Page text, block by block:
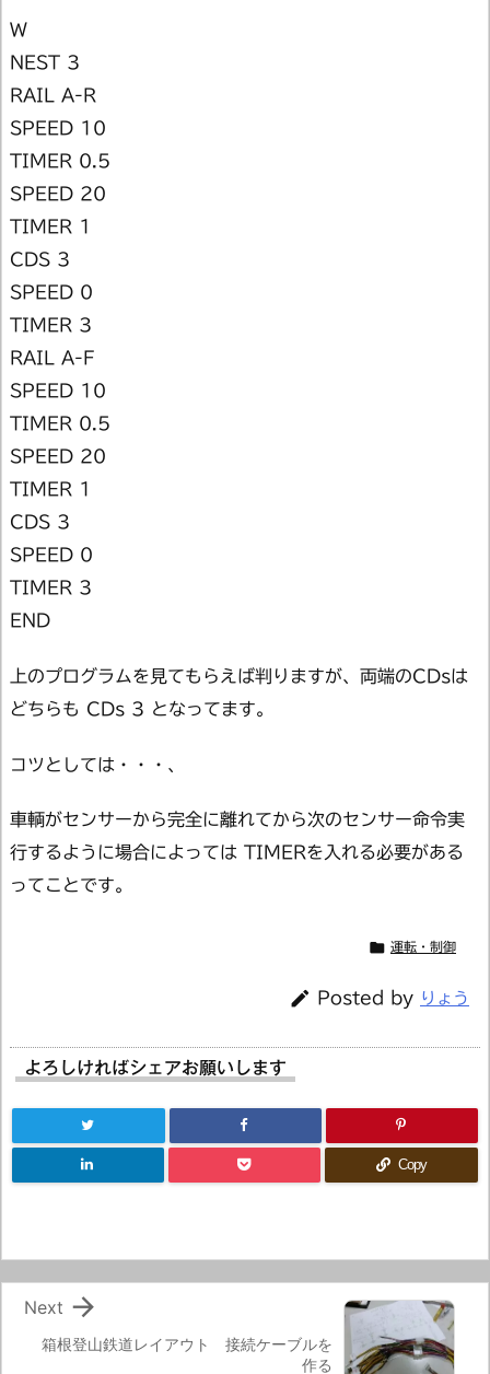
W
NEST 3
RAIL A-R
SPEED 10
TIMER 0.5
SPEED 20
TIMER 1
CDS 3
SPEED 0
TIMER 3
RAIL A-F
SPEED 10
TIMER 0.5
SPEED 20
TIMER 1
CDS 3
SPEED 0
TIMER 3
END
上のプログラムを見てもらえば判りますが、両端のCDsは
どちらも CDs 3 となってます。
コツとしては・・・、
車輌がセンサーから完全に離れてから次のセンサー命令実
行するように場合によっては TIMERを入れる必要がある
ってことです。
 運転・制御
 Posted by りょう
よろしければシェアお願いします
Copy
箱根登山鉄道レイアウト 接続ケーブルを
作る

Next